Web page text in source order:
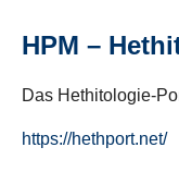
HPM –
Das Hethitologie-
https://hethport.net/